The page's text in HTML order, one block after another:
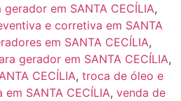
em SANTA CECÍLIA,
e corretiva em SANTA
em SANTA CECÍLIA,
gerador em SANTA CECÍLIA,
CECÍLIA, troca de óleo e
SANTA CECÍLIA, venda de